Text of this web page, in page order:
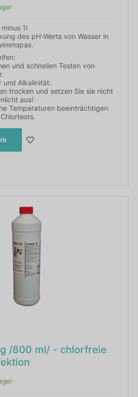
1l
des pH-Werts von Wasser in
und schnellen Testen von
und Alkalinität.
trocken und setzen Sie sie nicht
aus!
Temperaturen beeinträchtigen
/800 ml/ - chlorfreie